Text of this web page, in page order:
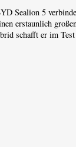
Sealion 5
erstaunlich
schafft er im